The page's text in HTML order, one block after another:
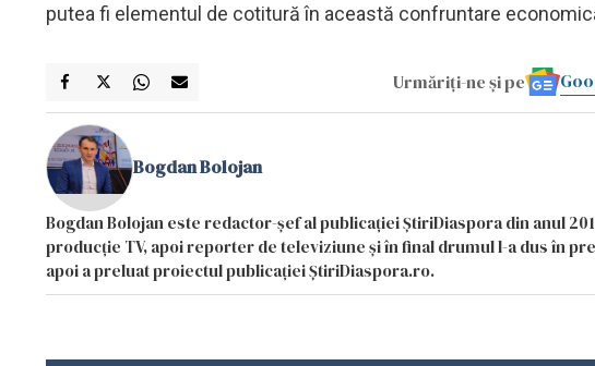
putea fi elementul de cotitură în această confruntare
Urmăriți-ne și pe
Bogdan Bolojan
Bogdan Bolojan este redactor-șef al publicației ȘtiriDiaspora din anul
producție TV, apoi reporter de televiziune și în final drumul l-a dus în
apoi a preluat proiectul publicației ȘtiriDiaspora.ro.